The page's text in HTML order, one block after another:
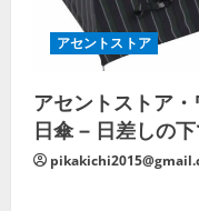
アセントストア
アセントストア
日傘 – 日差しの